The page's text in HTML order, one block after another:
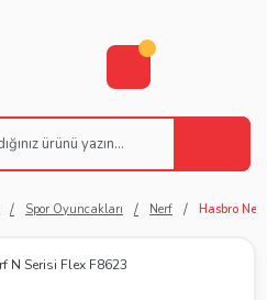
Spor Oyuncakları Nerf Hasbro